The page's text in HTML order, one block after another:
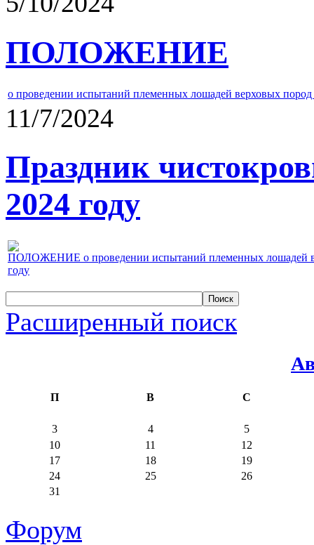
ПОЛОЖЕНИЕ
о проведении испытаний племенных лошадей верховых
11/7/2024
Праздник
2024 году
ПОЛОЖЕНИЕ о проведении испытаний племенных лошадей
году
Расширенный поиск
П В С
3 4
5
10
11
12
17
18
19
24
25
26
31
Форум